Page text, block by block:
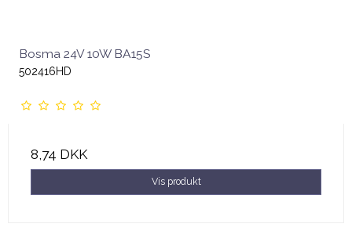
Bosma 24V 10W BA15S
502416HD
8,74 DKK
Vis produkt